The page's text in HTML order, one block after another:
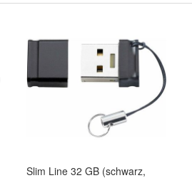
Slim Line 32 GB (schwarz,